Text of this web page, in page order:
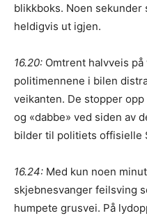
blikkboks. Noen
heldigvis ut igjen.
16.20: Omtrent halvveis
politimennene i bilen
veikanten. De stopper
og «dabbe» ved siden av
bilder til politiets offisielle
16.24: Med kun noen
skjebnesvanger feilsving
humpete grusvei. På